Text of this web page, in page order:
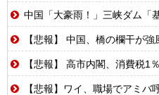
中国「大豪雨！」三峡ダム「基礎部分破損」中国「全力放流！」台風13号「中国上
【悲報】 中国、橋の欄干が強風一発で粉々に 鉄筋ゼロ
【悲報】 高市内閣、消費税1％表
【悲報】ワイ、職場でアミバ